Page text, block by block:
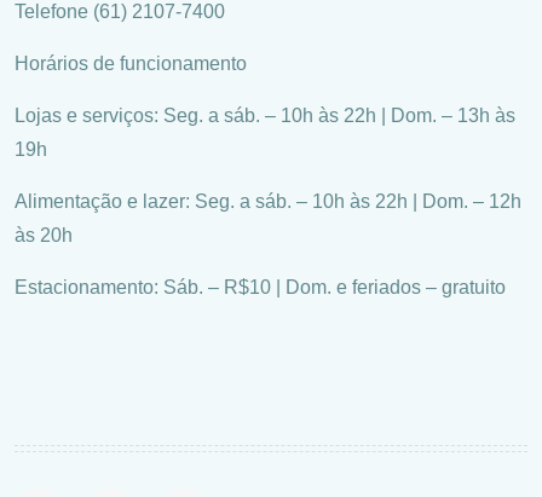
Telefone (61) 2107-7400
Horários de funcionamento
Lojas e serviços: Seg. a sáb. – 10h às 22h | Dom. – 13h às
19h
Alimentação e lazer: Seg. a sáb. – 10h às 22h | Dom. – 12h
às 20h
Estacionamento: Sáb. – R$10 | Dom. e feriados – gratuito